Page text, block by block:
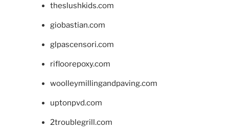
theslushkids.com
giobastian.com
glpascensori.com
rifloorepoxy.com
woolleymillingandpaving.com
uptonpvd.com
2troublegrill.com